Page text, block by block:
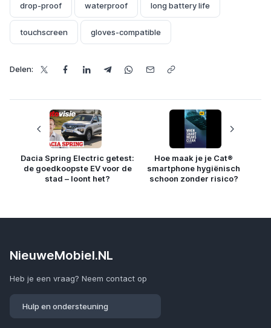
drop-proof waterproof long battery life
touchscreen gloves-compatible
Delen:
Dacia Spring Electric getest:
de goedkoopste EV voor de
stad – loont het?
Hoe maak je je Cat®
smartphone hygiënisch
schoon zonder risico?
NieuweMobiel.NL
Heb je een vraag? Neem contact op
Hulp en ondersteuning